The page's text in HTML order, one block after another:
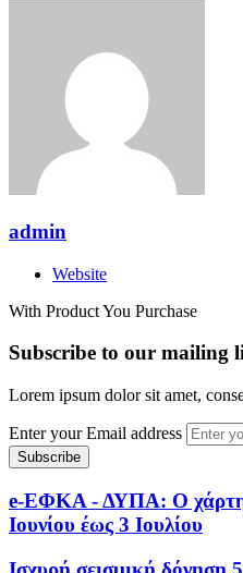
admin
Website
With Product You Purchase
Subscribe to our mailing
Lorem ipsum dolor sit amet,
Enter your Email address
e-ΕΦΚΑ - ΔΥΠΑ: Ο
Ιουνίου έως 3 Ιουλίου